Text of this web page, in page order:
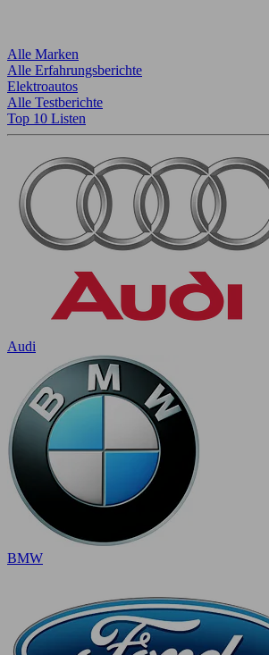
Alle Marken
Alle Erfahrungsberichte
Elektroautos
Alle Testberichte
Top 10 Listen
Audi
BMW